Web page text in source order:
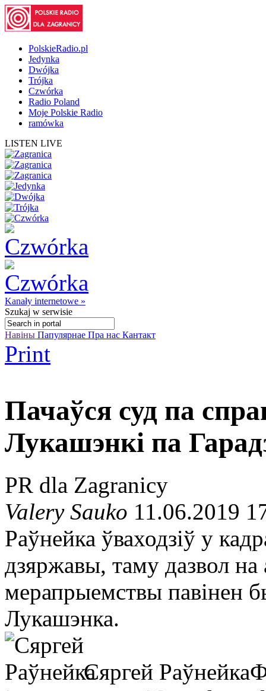
PolskieRadio.pl
Jedynka
Dwójka
Trójka
Czwórka
Radio Poland
Moje Polskie Radio
ramówka
LISTEN LIVE
Kanały internetowe »
Szukaj w serwisie
Навіны Папулярнае Пра нас Кантакт
Print
Пачаўся суд па
Лукашэнкі па
PR dla Zagranicy
Valery Sauko 11.06.2019
Раўнейка ўваходзіў у
дзяржавы, таму дазвол
мерапрыемствы павінен
Лукашэнка.
Сяргей Раўнейка